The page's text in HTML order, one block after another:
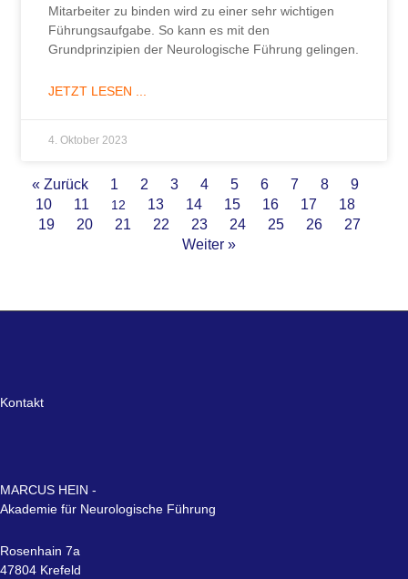
Mitarbeiter zu binden wird zu einer sehr wichtigen
Führungsaufgabe. So kann es mit den
Grundprinzipien der Neurologische Führung gelingen.
JETZT LESEN ...
4. Oktober 2023
« Zurück 1 2 3 4 5 6 7 8
9
10
11 12 13 14 15 16 17
18
19
20 21 22 23 24 25 26
27
Weiter »
Kontakt
MARCUS HEIN -
Akademie für Neurologische Führung
Rosenhain 7a
47804 Krefeld